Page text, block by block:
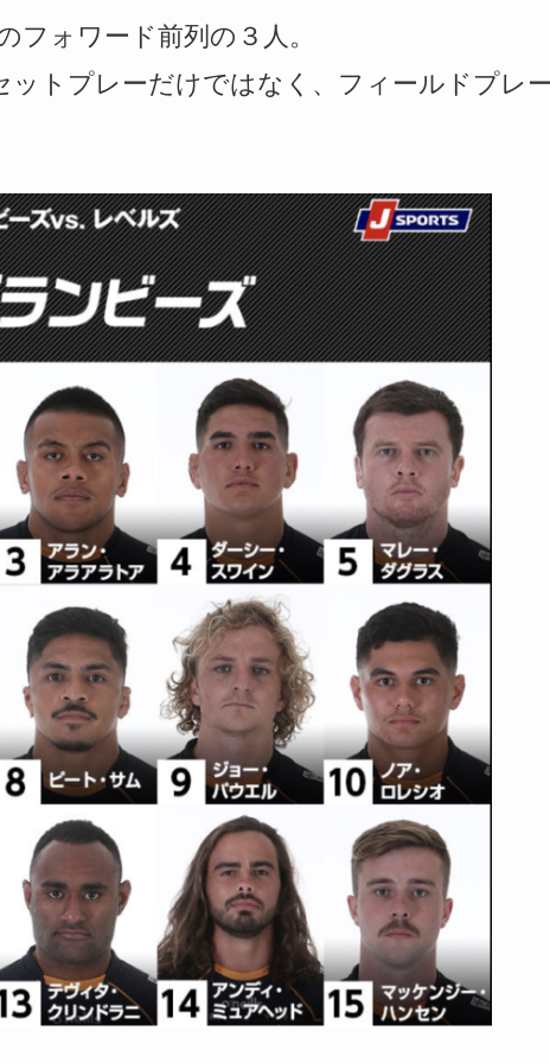
フォワード前列の３人。
トプレーだけではなく、フィールドプレ